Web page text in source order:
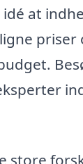
at
priser
store